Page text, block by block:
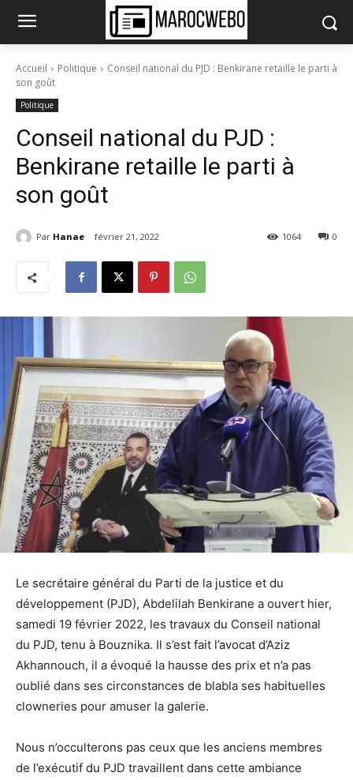
Accueil Politique
Conseil national du PJD : Benkirane retaille le parti à
son goût
Politique
Conseil national du PJD :
Benkirane retaille le parti à
son goût
Par Hanae février 21, 2022 0
1064
Le secrétaire général du Parti de la justice et du
développement (PJD), Abdelilah Benkirane a ouvert hier,
samedi 19 février 2022, les travaux du Conseil national
du PJD, tenu à Bouznika. Il s’est fait l’avocat d’Aziz
Akhannouch, il a évoqué la hausse des prix et n’a pas
oublié dans ses circonstances de blabla ses habituelles
clowneries pour amuser la galerie.
Nous n’occulterons pas ceux que les anciens membres
de l’exécutif du PJD travaillent dans cette ambiance